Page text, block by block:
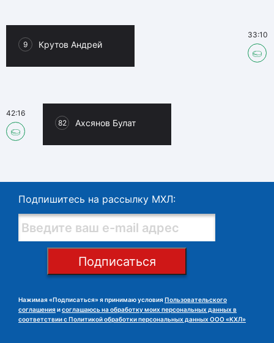
9 Крутов Андрей
33:10
82 Ахсянов Булат
42:16
Подпишитесь на рассылку МХЛ:
Подписаться
Нажимая «Подписаться» я принимаю условия Пользовательского
соглашения исоглашаюсь на обработку моих персональных данных в
соответствии с Политикой обработки персональных данных ООО «КХЛ»